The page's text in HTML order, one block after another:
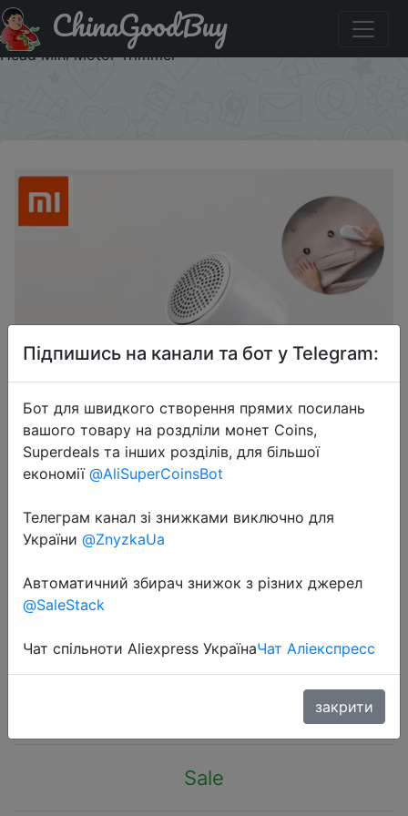
Придбати по акціи Original Xiaomi Mijia Portable Lint
Remover Hair Ball Trimmer Sweater Remover 5 Leaf Cutter
Head Mini Motor Trimmer
ChinaGoodBuy
2022-09-14
Remover Hair Ball Trimmer Sweater
Remover 5 Leaf Cutter Head Mini
Motor Trimmer
Sale
Підпишись на канали та бот у Telegram:
Бот для швидкого створення прямих посилань
вашого товару на роздліли монет Coins,
Superdeals та інших розділів, для більшої
економії @AliSuperCoinsBot
Телеграм канал зі знижками виключно для
України @ZnyzkaUa
Автоматичний збирач знижок з різних джерел
@SaleStack
Чат спільноти Aliexpress УкраїнаЧат Аліекспресс
закрити